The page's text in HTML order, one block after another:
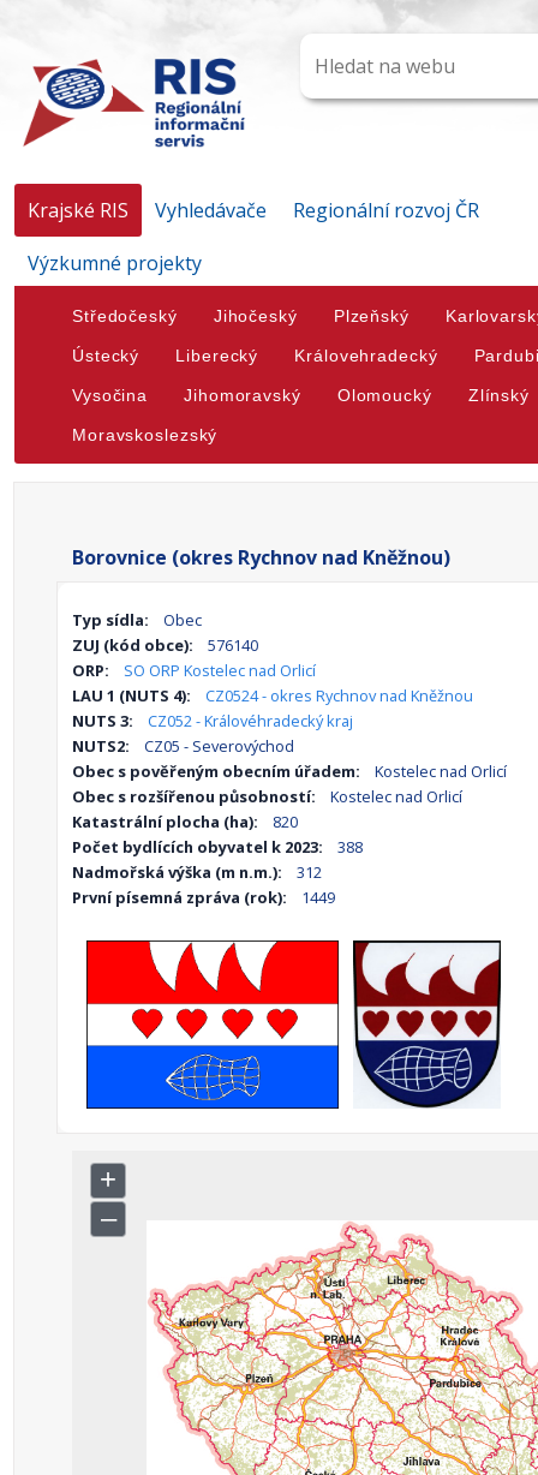
Krajské RIS Vyhledávače
Regionální rozvoj ČR
Výzkumné projekty
Středočeský Jihočeský Plzeňský
Ústecký Liberecký Královehradecký
Vysočina Jihomoravský Olomoucký Zlínský
Moravskoslezský
Borovnice (okres Rychnov nad Kněžnou)
Typ sídla:
Obec
ZUJ (kód obce):
576140
ORP:
SO ORP Kostelec nad Orlicí
LAU 1 (NUTS 4):
CZ0524 - okres Rychnov nad Kněžnou
NUTS 3:
CZ052 - Královéhradecký kraj
NUTS2:
CZ05 - Severovýchod
Obec s pověřeným obecním úřadem:
Kostelec nad Orlicí
Obec s rozšířenou působností:
Kostelec nad Orlicí
Katastrální plocha (ha):
820
Počet bydlících obyvatel k 2023:
388
Nadmořská výška (m n.m.):
312
První písemná zpráva (rok):
1449